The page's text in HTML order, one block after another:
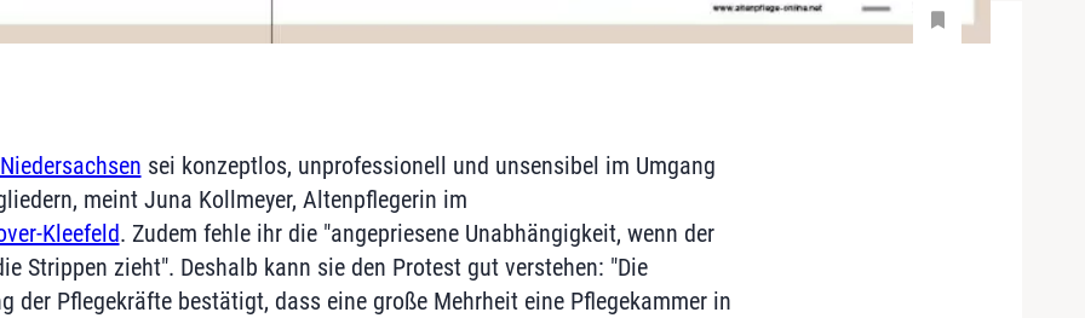
sei konzeptlos, unprofessionell und unsensibel im Umgang
meint Juna Kollmeyer, Altenpflegerin im
Kleefeld. Zudem fehle ihr die "angepriesene Unabhängigkeit, wenn der
Strippen zieht". Deshalb kann sie den Protest gut verstehen: "Die
der Pflegekräfte bestätigt, dass eine große Mehrheit eine Pflegekammer in